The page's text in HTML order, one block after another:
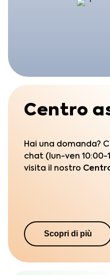
Centro
Hai una domanda?
chat (lun-ven 10:00-
visita il nostro
Scopri di più